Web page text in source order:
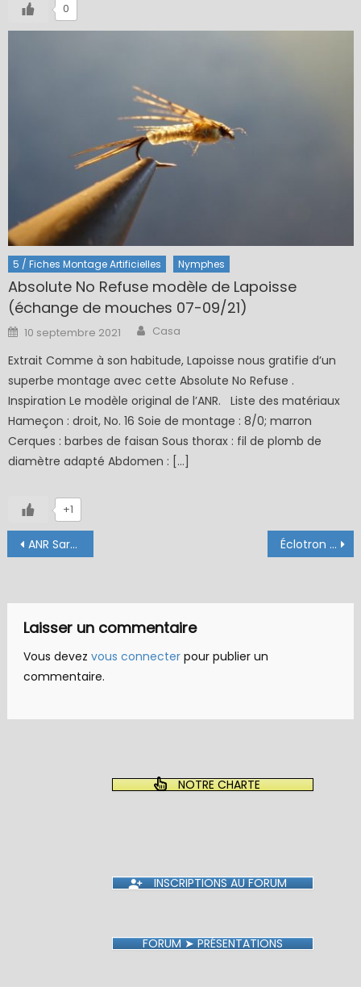
0
5 / Fiches Montage Artificielles Nymphes
Absolute No Refuse modèle de Lapoisse
(échange de mouches 07-09/21)
Posted
on
10 septembre 2021 Author
Casa
Extrait Comme à son habitude, Lapoisse nous gratifie d’un
superbe montage avec cette Absolute No Refuse .
Inspiration Le modèle original de l’ANR. Liste des matériaux
Hameçon : droit, No. 16 Soie de montage : 8/0; marron
Cerques : barbes de faisan Sous thorax : fil de plomb de
diamètre adapté Abdomen : […]
+1
Navigation
de
ANR Sarcelle de Héron33 – (échange de mouches 07-09/21) Éclotron 2021 – La DORDOGNE
Laisser un commentaire
Vous devez vous connecterpour publier un
commentaire.
NOTRE CHARTE
INSCRIPTIONS AU FORUM
FORUM ➤ PRÉSENTATIONS